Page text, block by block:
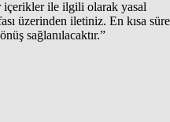
içerikler ile ilgili olarak yasal
üzerinden iletiniz. En kısa süre
sağlanılacaktır.”